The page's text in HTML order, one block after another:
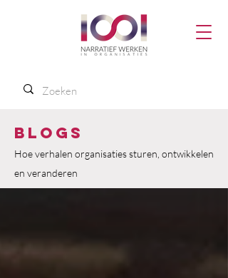
Blogs
Hoe verhalen organisaties sturen, ontwikkelen
en veranderen